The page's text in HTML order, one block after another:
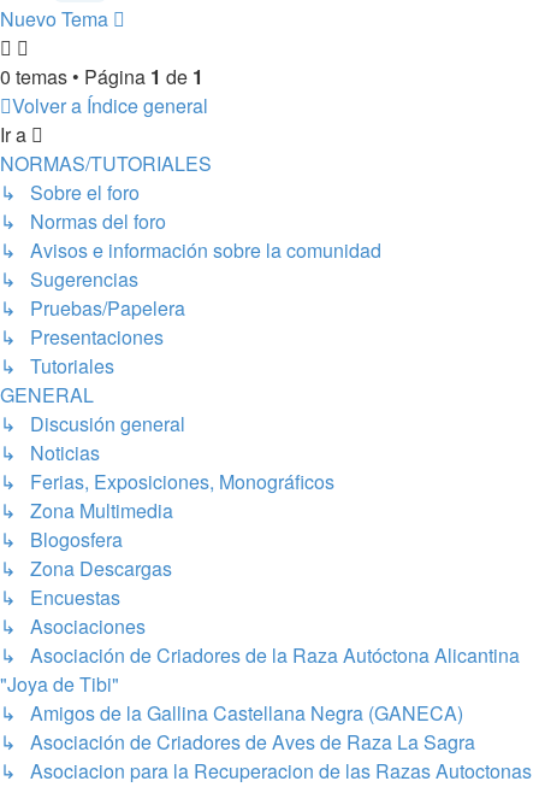
Nuevo Tema
0 temas • Página 1 de 1
Volver a Índice general
Ir a
NORMAS/TUTORIALES
↳ Sobre el foro
↳ Normas del foro
↳ Avisos e información sobre la comunidad
↳ Sugerencias
↳ Pruebas/Papelera
↳ Presentaciones
↳ Tutoriales
GENERAL
↳ Discusión general
↳ Noticias
↳ Ferias, Exposiciones, Monográficos
↳ Zona Multimedia
↳ Blogosfera
↳ Zona Descargas
↳ Encuestas
↳ Asociaciones
↳ Asociación de Criadores de la Raza Autóctona Alicantina
"Joya de Tibi"
↳ Amigos de la Gallina Castellana Negra (GANECA)
↳ Asociación de Criadores de Aves de Raza La Sagra
↳ Asociacion para la Recuperacion de las Razas Autoctonas